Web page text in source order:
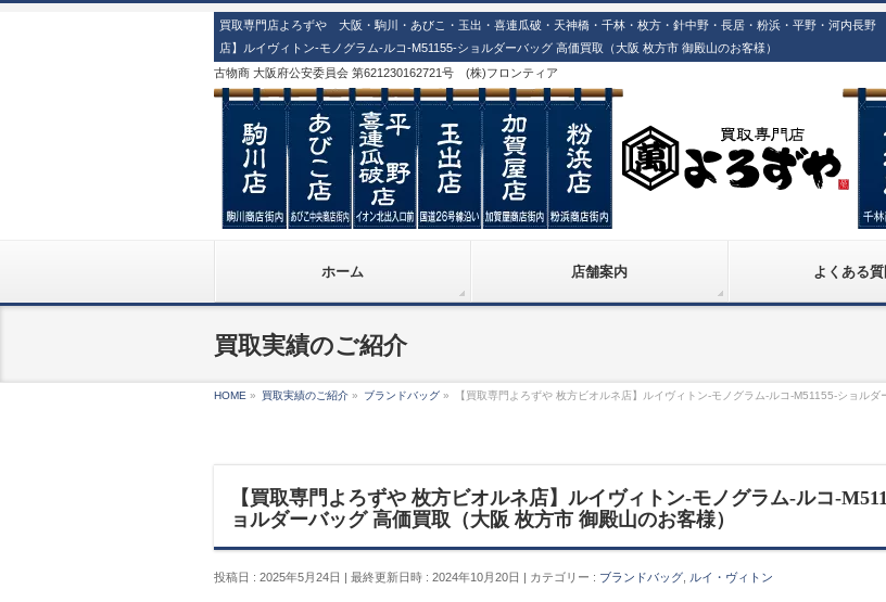
買取専門店よろずや 大阪・駒川・あびこ・玉出・喜連瓜破・天神橋・千林・枚方・針中野・長居・粉浜・平野・河内長
店】ルイヴィトン-モノグラム-ルコ-M51155-ショルダーバッグ 高価買取（大阪 枚方市 御殿山のお客様）
古物商 大阪府公安委員会 第621230162721号 (株)フロンティア
ホーム 店舗案内 よくある質
買取実績のご紹介
HOME » 買取実績のご紹介 » ブランドバッグ » 【買取専門よろずや 枚方ビオルネ店】ルイヴィトン-モノグラム-ルコ-M51155-ショル
【買取専門よろずや 枚方ビオルネ店】ルイヴィトン-モノグラム-ルコ-
ョルダーバッグ 高価買取（大阪 枚方市 御殿山のお客様）
投稿日 : 2025年5月24日 最終更新日時 : 2024年10月20日 カテゴリー : ブランドバッグ ルイ・ヴィトン